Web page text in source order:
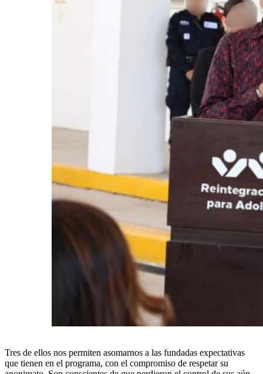
Tres de ellos nos permiten asomarnos a las fundadas expectativas
que tienen en el programa, con el compromiso de respetar su